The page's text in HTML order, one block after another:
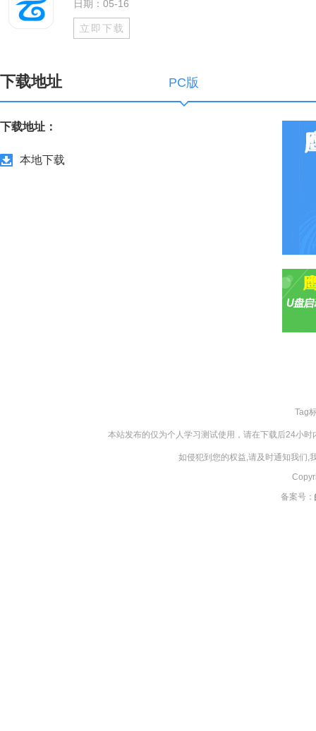
日期：05-16
立即下载
下载地址 PC版
下载地址：
本地下载
Tag
本站发布的仅为个人学习测试使用，请在下载后24小
如侵犯到您的权益,请及时通知我们,
备案号：